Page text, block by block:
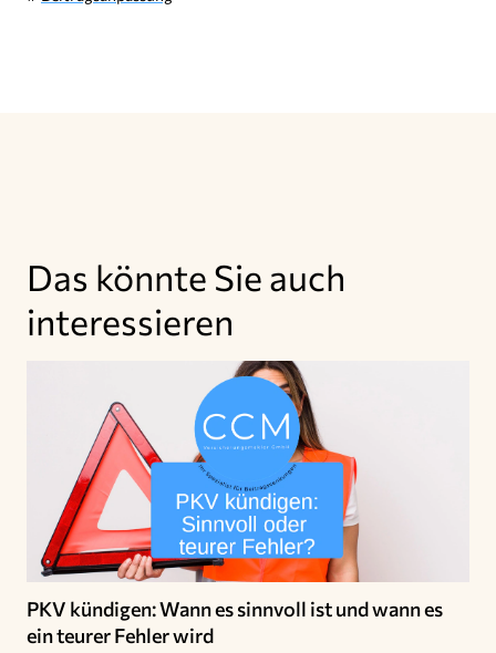
Das könnte Sie auch
interessieren
PKV kündigen: Wann es sinnvoll ist und wann es
ein teurer Fehler wird